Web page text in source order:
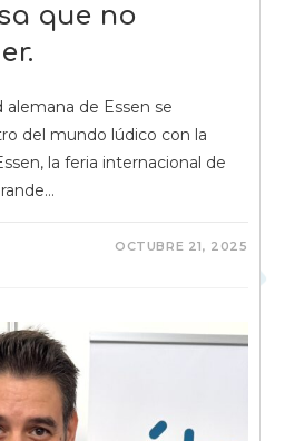
que no
alemana de Essen se
del mundo lúdico con la
la feria internacional de
OCTUBRE 21, 2025